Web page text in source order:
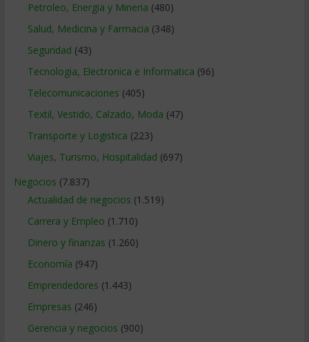
Petroleo, Energia y Mineria (480)
Salud, Medicina y Farmacia (348)
Seguridad (43)
Tecnologia, Electronica e Informatica (96)
Telecomunicaciones (405)
Textil, Vestido, Calzado, Moda (47)
Transporte y Logistica (223)
Viajes, Turismo, Hospitalidad (697)
Negocios (7.837)
Actualidad de negocios (1.519)
Carrera y Empleo (1.710)
Dinero y finanzas (1.260)
Economía (947)
Emprendedores (1.443)
Empresas (246)
Gerencia y negocios (900)